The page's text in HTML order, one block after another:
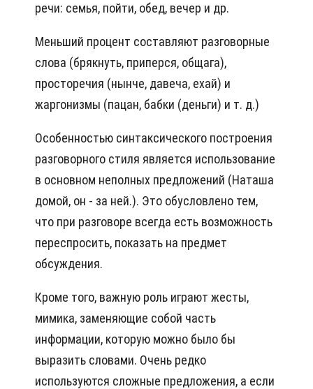
речи: семья, пойти, обед, вечер и др.
Меньший процент составляют разговорные
слова (брякнуть, приперся, общага),
просторечия (нынче, давеча, ехай) и
жаргонизмы (пацан, бабки (деньги) и т. д.)
Особенностью синтаксического построения
разговорного стиля является использование
в основном неполных предложений (Наташа
домой, он - за ней.). Это обусловлено тем,
что при разговоре всегда есть возможность
переспросить, показать на предмет
обсуждения.
Кроме того, важную роль играют жесты,
мимика, заменяющие собой часть
информации, которую можно было бы
выразить словами. Очень редко
используются сложные предложения, а если